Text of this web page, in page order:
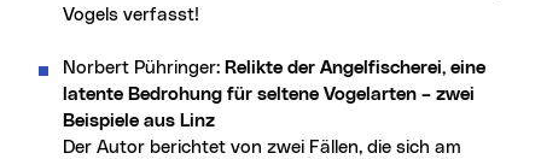
Vogels verfasst!
Norbert Pühringer: Relikte der Angelfischerei, eine
latente Bedrohung für seltene Vogelarten – zwei
Beispiele aus Linz
Der Autor berichtet von zwei Fällen, die sich am